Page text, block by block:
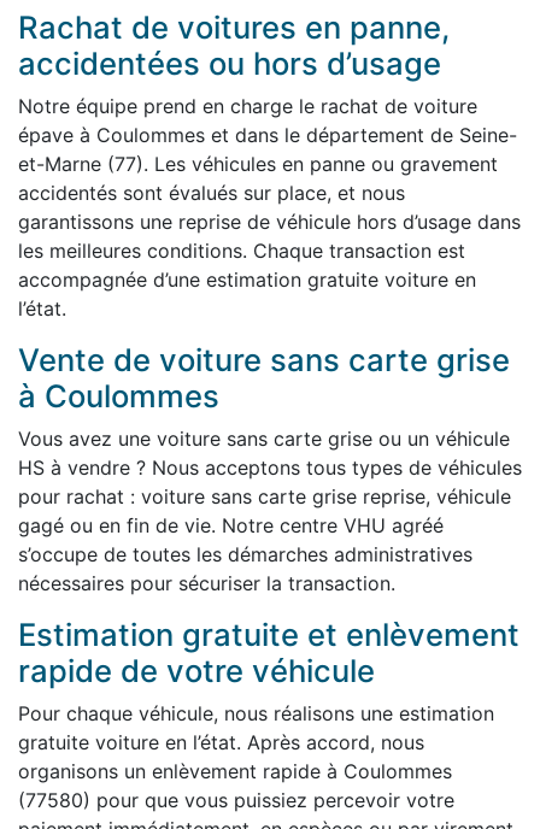
Rachat de voitures en panne,
accidentées ou hors d’usage
Notre équipe prend en charge le rachat de voiture
épave à Coulommes et dans le département de Seine-
et-Marne (77). Les véhicules en panne ou gravement
accidentés sont évalués sur place, et nous
garantissons une reprise de véhicule hors d’usage dans
les meilleures conditions. Chaque transaction est
accompagnée d’une estimation gratuite voiture en
l’état.
Vente de voiture sans carte grise
à Coulommes
Vous avez une voiture sans carte grise ou un véhicule
HS à vendre ? Nous acceptons tous types de véhicules
pour rachat : voiture sans carte grise reprise, véhicule
gagé ou en fin de vie. Notre centre VHU agréé
s’occupe de toutes les démarches administratives
nécessaires pour sécuriser la transaction.
Estimation gratuite et enlèvement
rapide de votre véhicule
Pour chaque véhicule, nous réalisons une estimation
gratuite voiture en l’état. Après accord, nous
organisons un enlèvement rapide à Coulommes
(77580) pour que vous puissiez percevoir votre